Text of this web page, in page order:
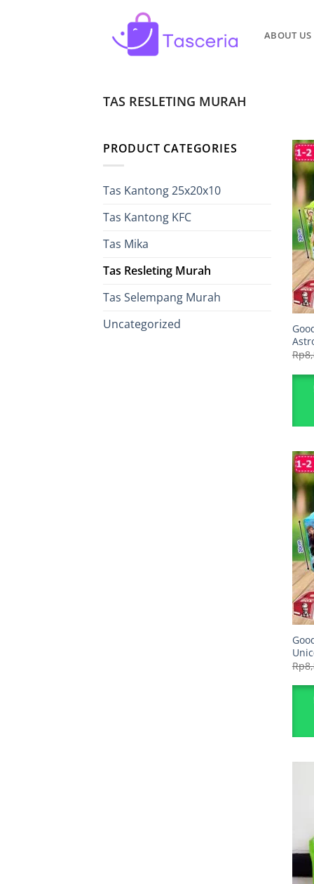
ABOUT US
TAS RESLETING MURAH
PRODUCT CATEGORIES
Tas Kantong 25x20x10
Tas Kantong KFC
Tas Mika
Tas Resleting Murah
Tas Selempang Murah
Uncategorized
Rp
Rp